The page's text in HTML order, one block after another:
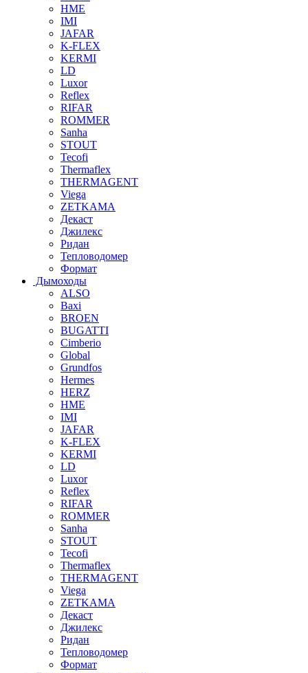
HME
IMI
JAFAR
K-FLEX
KERMI
LD
Luxor
Reflex
RIFAR
ROMMER
Sanha
STOUT
Tecofi
Thermaflex
THERMAGENT
Viega
ZETKAMA
Декаст
Джилекс
Ридан
Тепловодомер
Формат
Дымоходы
ALSO
Baxi
BROEN
BUGATTI
Cimberio
Global
Grundfos
Hermes
HERZ
HME
IMI
JAFAR
K-FLEX
KERMI
LD
Luxor
Reflex
RIFAR
ROMMER
Sanha
STOUT
Tecofi
Thermaflex
THERMAGENT
Viega
ZETKAMA
Декаст
Джилекс
Ридан
Тепловодомер
Формат